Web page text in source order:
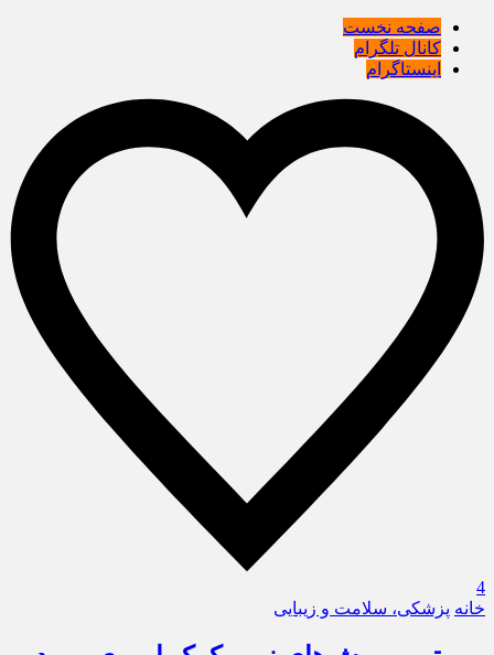
صفحه نخست
کانال تلگرام
اینستاگرام
4
خانه پزشکی، سلامت و زیبایی